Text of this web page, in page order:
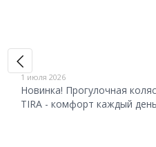
1 июля 2026
Новинка! Прогулочная
TIRA - комфорт каждый